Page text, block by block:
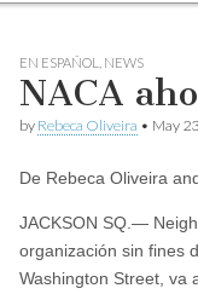
EN ESPAÑOL NEWS
NACA
by Rebeca Oliveira • May
De Rebeca Oliveira
JACKSON SQ.—
organización sin fines
Washington Street, va